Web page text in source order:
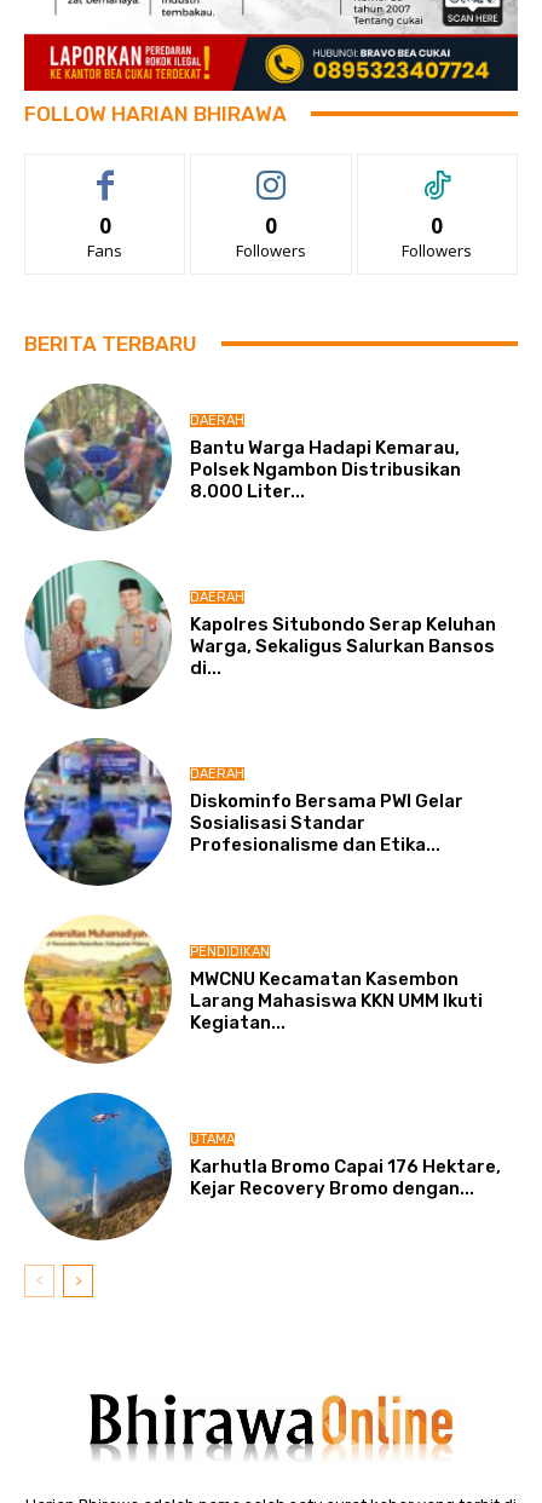
FOLLOW HARIAN BHIRAWA
0
Fans
0
Followers
0
Followers
BERITA TERBARU
DAERAH
Bantu Warga Hadapi Kemarau,
Polsek Ngambon Distribusikan
8.000 Liter...
DAERAH
Kapolres Situbondo Serap Keluhan
Warga, Sekaligus Salurkan Bansos
di...
DAERAH
Diskominfo Bersama PWI Gelar
Sosialisasi Standar
Profesionalisme dan Etika...
PENDIDIKAN
MWCNU Kecamatan Kasembon
Larang Mahasiswa KKN UMM Ikuti
Kegiatan...
UTAMA
Karhutla Bromo Capai 176 Hektare,
Kejar Recovery Bromo dengan...